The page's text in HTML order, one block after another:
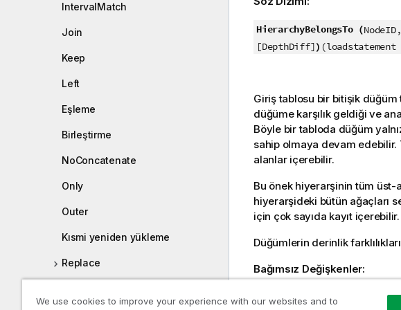
IntervalMatch
Join
Keep
Left
Eşleme
Birleştirme
NoConcatenate
Only
Outer
Kısmi yeniden yükleme
Replace
HierarchyBelongsTo (
[DepthDiff])
Giriş tablosu bir bitişik düğüm
düğüme karşılık geldiği ve
Böyle bir tabloda düğüm
sahip olmaya devam
alanlar içerebilir.
Bu önek hiyerarşinin tüm üst-
hiyerarşideki bütün ağaçları
için çok sayıda kayıt içerebilir.
Düğümlerin derinlik
Bağımsız Değişkenler:
Bağımsız Değişkenler
We use cookies to improve your experience with our websites and to